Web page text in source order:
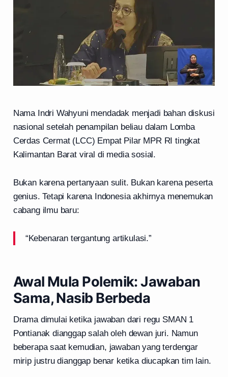
Nama Indri Wahyuni mendadak menjadi bahan diskusi
nasional setelah penampilan beliau dalam Lomba
Cerdas Cermat (LCC) Empat Pilar MPR RI tingkat
Kalimantan Barat viral di media sosial.
Bukan karena pertanyaan sulit. Bukan karena peserta
genius. Tetapi karena Indonesia akhirnya menemukan
cabang ilmu baru:
“Kebenaran tergantung artikulasi.”
Awal Mula Polemik: Jawaban
Sama, Nasib Berbeda
Drama dimulai ketika jawaban dari regu SMAN 1
Pontianak dianggap salah oleh dewan juri. Namun
beberapa saat kemudian, jawaban yang terdengar
mirip justru dianggap benar ketika diucapkan tim lain.